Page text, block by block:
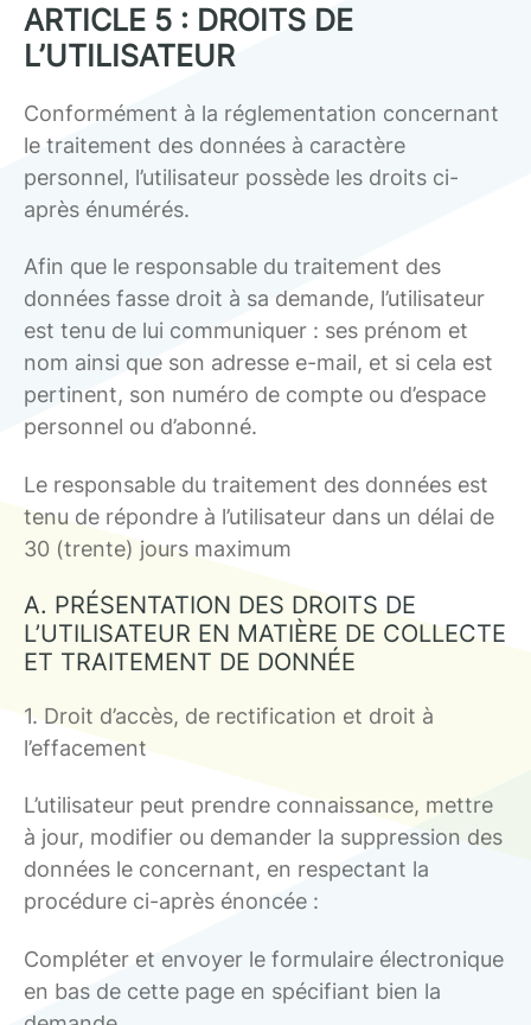
ARTICLE 5 : DROITS DE
L’UTILISATEUR
Conformément à la réglementation concernant
le traitement des données à caractère
personnel, l’utilisateur possède les droits ci-
après énumérés.
Afin que le responsable du traitement des
données fasse droit à sa demande, l’utilisateur
est tenu de lui communiquer : ses prénom et
nom ainsi que son adresse e-mail, et si cela est
pertinent, son numéro de compte ou d’espace
personnel ou d’abonné.
Le responsable du traitement des données est
tenu de répondre à l’utilisateur dans un délai de
30 (trente) jours maximum
A. PRÉSENTATION DES DROITS DE
L’UTILISATEUR EN MATIÈRE DE COLLECTE
ET TRAITEMENT DE DONNÉE
1. Droit d’accès, de rectification et droit à
l’effacement
L’utilisateur peut prendre connaissance, mettre
à jour, modifier ou demander la suppression des
données le concernant, en respectant la
procédure ci-après énoncée :
Compléter et envoyer le formulaire électronique
en bas de cette page en spécifiant bien la